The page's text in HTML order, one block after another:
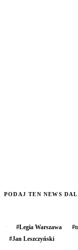
PODAJ TEN NEWS
#Legia Warszawa #
#Jan Leszczyński